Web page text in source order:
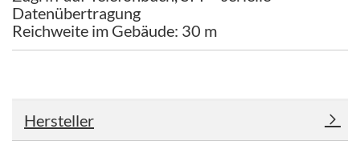
Datenübertragung
Reichweite im Gebäude: 30 m
Hersteller